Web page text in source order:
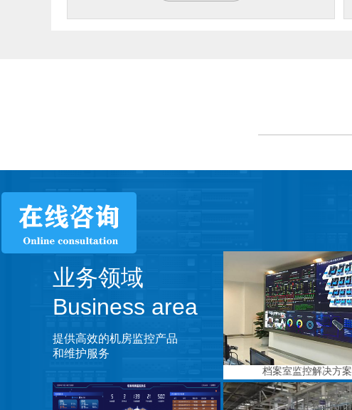
业务领域
Business area
提供高效的机房监控产品
和维护服务
档案室监控解决方案